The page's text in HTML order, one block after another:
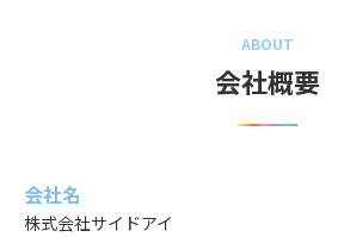
ABOUT
会社概要
会社名
株式会社サイドアイ